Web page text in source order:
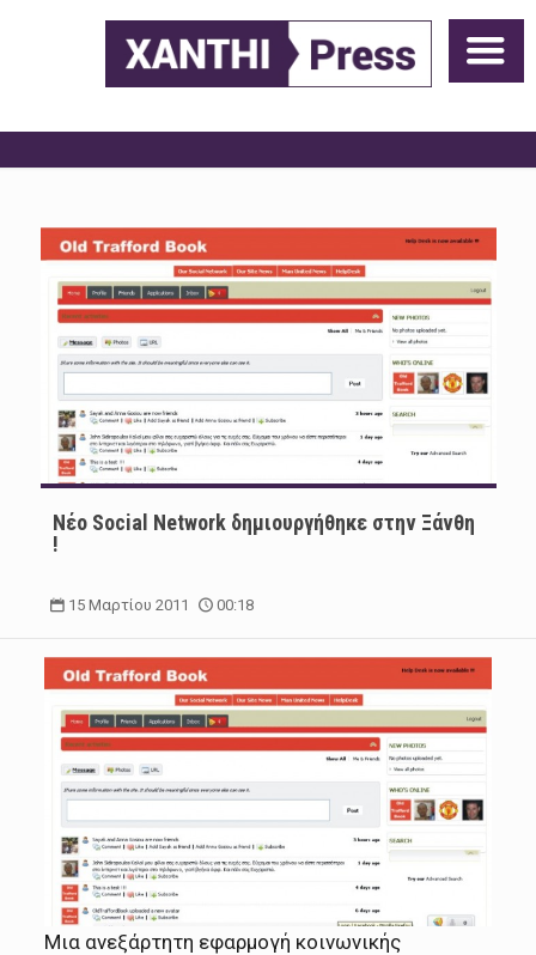
Nέο Social Network δημιουργήθηκε στην Ξάνθη
!
15 Μαρτίου 2011 00:18
Μια ανεξάρτητη εφαρμογή κοινωνικής